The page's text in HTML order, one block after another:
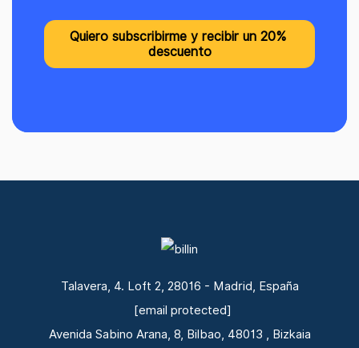
Talavera, 4. Loft 2, 28016 - Madrid, España
[email protected]
Avenida Sabino Arana, 8, Bilbao, 48013 , Bizkaia